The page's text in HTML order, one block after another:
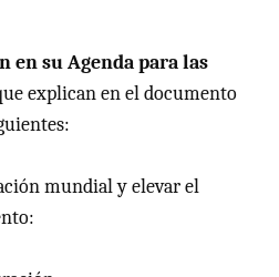
en su Agenda para las
explican en el documento
mundial y elevar el